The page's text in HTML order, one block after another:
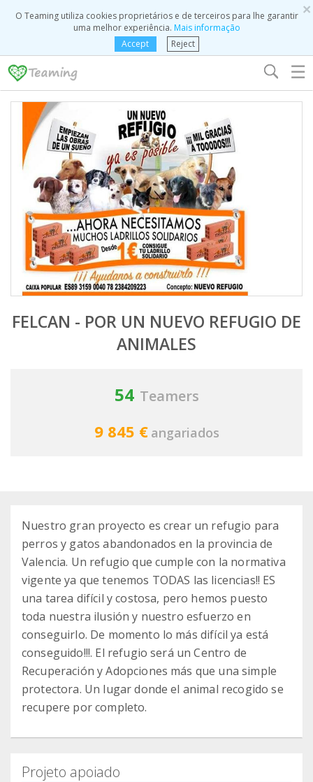
×
O Teaming utiliza cookies proprietários e de terceiros para lhe garantir
uma melhor experiência. Mais informação
Accept
Reject
☰
FELCAN - POR UN NUEVO REFUGIO DE
ANIMALES
54 Teamers
9 845 € angariados
Nuestro gran proyecto es crear un refugio para
perros y gatos abandonados en la provincia de
Valencia. Un refugio que cumple con la normativa
vigente ya que tenemos TODAS las licencias!! ES
una tarea difícil y costosa, pero hemos puesto
toda nuestra ilusión y nuestro esfuerzo en
conseguirlo. De momento lo más difícil ya está
conseguido!!!. El refugio será un Centro de
Recuperación y Adopciones más que una simple
protectora. Un lugar donde el animal recogido se
recupere por completo.
Projeto apoiado